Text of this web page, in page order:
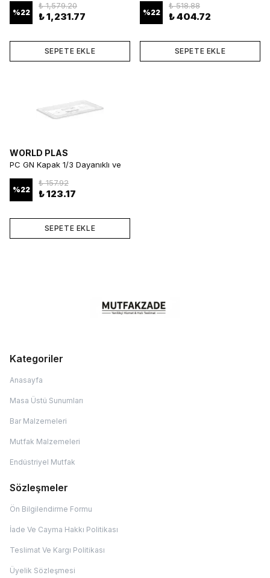
%22
₺ 1,579.20
₺ 1,231.77
SEPETE EKLE
Küvet
%22
₺ 518.88
₺ 404.72
SEPETE EKLE
WORLD PLAS
PC GN Kapak 1/3 Dayanıklı ve
%22
₺ 157.92
₺ 123.17
SEPETE EKLE
Kategoriler
Anasayfa
Masa Üstü Sunumları
Bar Malzemeleri
Mutfak Malzemeleri
Endüstriyel Mutfak
Sözleşmeler
Ön Bilgilendirme Formu
İade Ve Cayma Hakkı Politikası
Teslimat Ve Kargı Politikası
Üyelik Sözleşmesi